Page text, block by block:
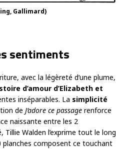
Gallimard)
sentiments
avec la légèreté d’une plume,
d’amour d’Elizabeth et
inséparables. La simplicité
de J’adore ce passage renforce
naissante entre les 2
Tillie Walden l’exprime tout le long
planches composent ce touchant